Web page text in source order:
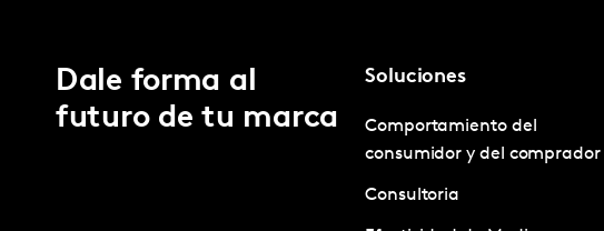
Dale forma al
futuro de tu marca
Soluciones
Comportamiento del
consumidor y del comprador
Consultoria